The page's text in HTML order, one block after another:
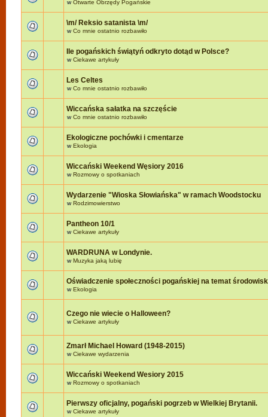
wOtwarte Obrzędy Pogańskie
\m/ Reksio satanista \m/
wCo mnie ostatnio rozbawiło
Ile pogańskich świątyń odkryto dotąd w Polsce?
wCiekawe artykuły
Les Celtes
wCo mnie ostatnio rozbawiło
Wiccańska sałatka na szczęście
wCo mnie ostatnio rozbawiło
Ekologiczne pochówki i cmentarze
wEkologia
Wiccański Weekend Węsiory 2016
wRozmowy o spotkaniach
Wydarzenie "Wioska Słowiańska" w ramach Woodstocku
wRodzimowierstwo
Pantheon 10/1
wCiekawe artykuły
WARDRUNA w Londynie.
wMuzyka jaką lubię
Oświadczenie społeczności pogańskiej na temat
wEkologia
Czego nie wiecie o Halloween?
wCiekawe artykuły
Zmarł Michael Howard (1948-2015)
wCiekawe wydarzenia
Wiccański Weekend Wesiory 2015
wRozmowy o spotkaniach
Pierwszy oficjalny, pogański pogrzeb w Wielkiej Brytanii.
wCiekawe artykuły